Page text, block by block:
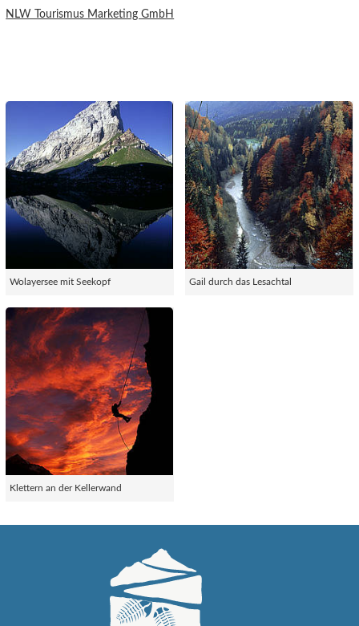
NLW Tourismus Marketing GmbH
Wolayersee mit Seekopf Gail durch das Lesachtal
Klettern an der Kellerwand